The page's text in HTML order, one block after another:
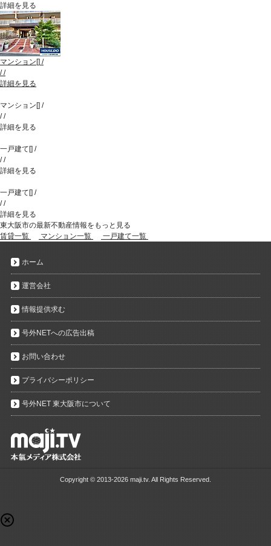
詳細を見る
マンション[] /
//
詳細を見る
マンション[] /
//
詳細を見る
一戸建て[] /
//
詳細を見る
一戸建て[] /
//
詳細を見る
東大阪市の最新不動産情報をもっと見る
賃貸一覧
マンション一覧 一戸建て一覧
ホーム
運営会社
情報提供求む
号外NETへの広告出稿
お問い合わせ
プライバシーポリシー
号外NET 東大阪市について
Copyright © 2013-2026 maji.tv. All Rights Reserved.